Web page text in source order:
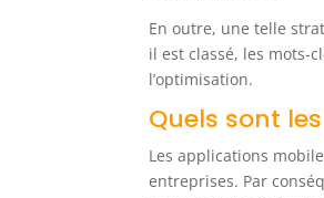
En outre, une telle
il est classé, les mots-
l’optimisation.
Quels sont
Les applications
entreprises. Par